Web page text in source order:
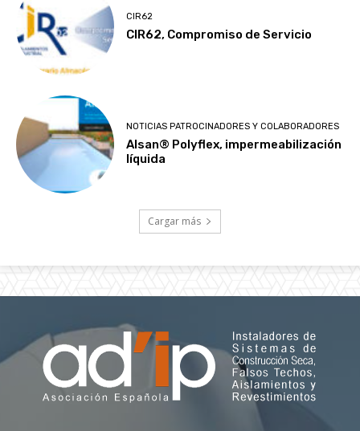
CIR62
CIR62, Compromiso de Servicio
NOTICIAS PATROCINADORES Y COLABORADORES
Alsan® Polyflex, impermeabilización
líquida
Cargar más